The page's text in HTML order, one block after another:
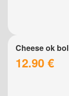
Cheese ok bol
12.90 €